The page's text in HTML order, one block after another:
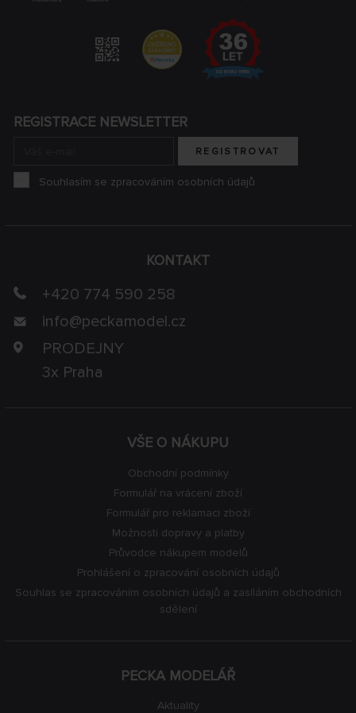
VŠE O NÁKUPU
Obchodní podmínky
Formulář na vrácení zboží
Formulář pro reklamaci zboží
Možnosti dopravy a platby
Průvodce nákupem modelů
Prohlášení o zpracování osobních údajů
Souhlas se zpracováním osobních údajů a zasíláním obchodních
sdělení
PECKA MODELÁŘ
Aktuality
KONTAKT
+420 774 590 258
info@peckamodel.cz
PRODEJNY
3x Praha
REGISTRACE NEWSLETTER
REGISTROVAT
Souhlasím se zpracováním osobních údajů